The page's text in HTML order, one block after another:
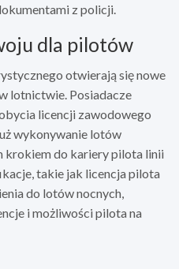
z policji.
dla pilotów
otwierają się nowe
lotnictwie. Posiadacze
licencji zawodowego
wykonywanie lotów
krokiem do kariery pilota linii
takie jak licencja pilota
do lotów nocnych,
i możliwości pilota na